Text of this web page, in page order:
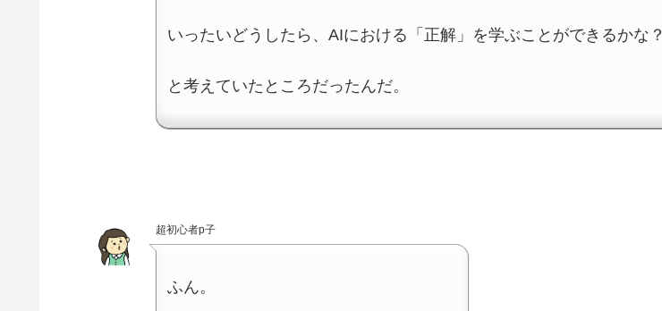
いったいどうしたら、AIにおける「正解」を学ぶことができるかな？
と考えていたところだったんだ。
超初心者p子
ふん。